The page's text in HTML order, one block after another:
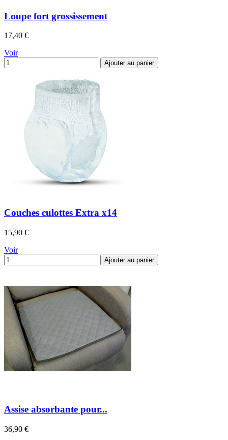
Loupe fort grossissement
17,40 €Prix
Voir
Ajouter au panier
Couches culottes Extra x14
15,90 €Prix
Voir
Ajouter au panier
Assise absorbante pour...
36,90 €Prix